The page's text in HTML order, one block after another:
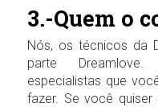
3.-Quem o
Nós, os técnicos da
parte
especialistas que
fazer. Se você quiser